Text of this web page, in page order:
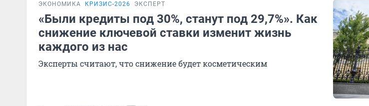
ЭКОНОМИКА КРИЗИС-2026 ЭКСПЕРТ
«Были кредиты под 30%, станут под 29,7%». Как
снижение ключевой ставки изменит жизнь
каждого из нас
Эксперты считают, что снижение будет косметическим